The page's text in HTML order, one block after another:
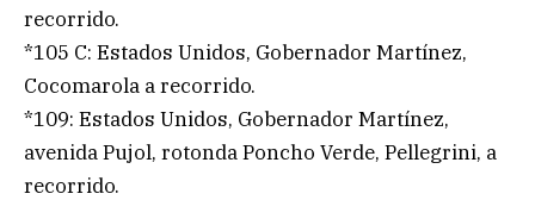
recorrido.
*105 C: Estados Unidos, Gobernador Martínez,
Cocomarola a recorrido.
*109: Estados Unidos, Gobernador Martínez,
avenida Pujol, rotonda Poncho Verde, Pellegrini, a
recorrido.